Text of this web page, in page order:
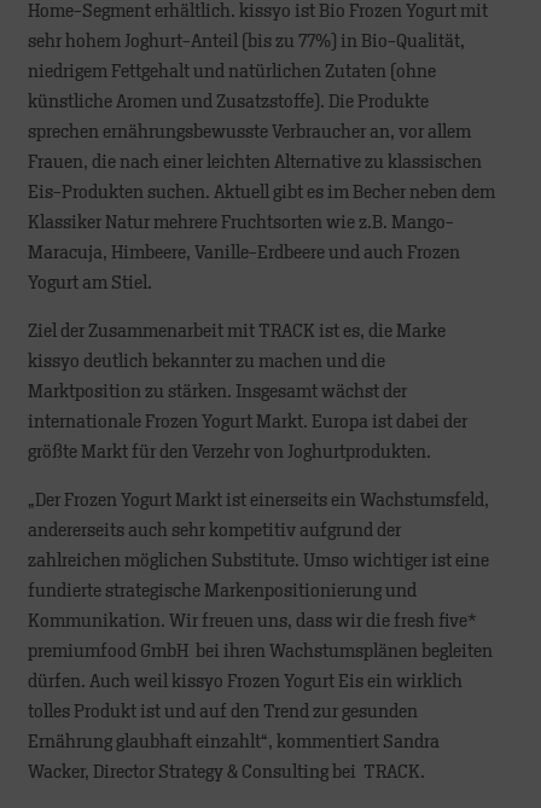
Home-Segment erhältlich. kissyo ist Bio Frozen Yogurt mit
sehr hohem Joghurt-Anteil (bis zu 77%) in Bio-Qualität,
niedrigem Fettgehalt und natürlichen Zutaten (ohne
künstliche Aromen und Zusatzstoffe). Die Produkte
sprechen ernährungsbewusste Verbraucher an, vor allem
Frauen, die nach einer leichten Alternative zu klassischen
Eis-Produkten suchen. Aktuell gibt es im Becher neben dem
Klassiker Natur mehrere Fruchtsorten wie z.B. Mango-
Maracuja, Himbeere, Vanille-Erdbeere und auch Frozen
Yogurt am Stiel.
Ziel der Zusammenarbeit mit TRACK ist es, die Marke
kissyo deutlich bekannter zu machen und die
Marktposition zu stärken. Insgesamt wächst der
internationale Frozen Yogurt Markt. Europa ist dabei der
größte Markt für den Verzehr von Joghurtprodukten.
„Der Frozen Yogurt Markt ist einerseits ein Wachstumsfeld,
andererseits auch sehr kompetitiv aufgrund der
zahlreichen möglichen Substitute. Umso wichtiger ist eine
fundierte strategische Markenpositionierung und
Kommunikation. Wir freuen uns, dass wir die fresh five*
premiumfood GmbH bei ihren Wachstumsplänen begleiten
dürfen. Auch weil kissyo Frozen Yogurt Eis ein wirklich
tolles Produkt ist und auf den Trend zur gesunden
Ernährung glaubhaft einzahlt“, kommentiert Sandra
Wacker, Director Strategy & Consulting bei TRACK.